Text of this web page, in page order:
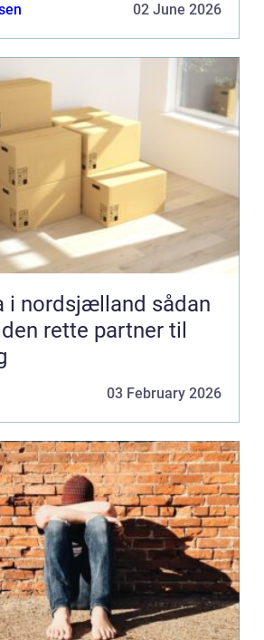
02 June 2026
sådan
rette partner til
03 February 2026